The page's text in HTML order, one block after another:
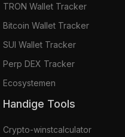
TRON Wallet Tracker
Bitcoin Wallet Tracker
SUI Wallet Tracker
Perp DEX Tracker
Ecosystemen
Handige Tools
Crypto-winstcalculator